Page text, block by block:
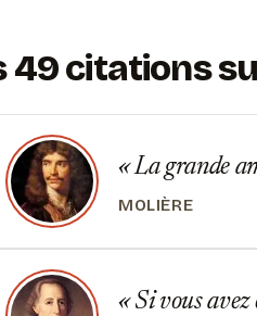
49 citations
La grande
MOLIÈRE
Si vous avez